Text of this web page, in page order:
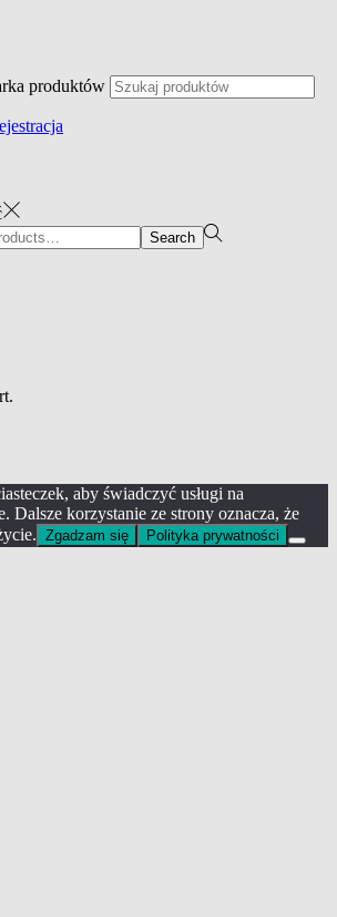
produktów
Search
aby świadczyć usługi na
Dalsze korzystanie ze strony oznacza, że
Zgadzam się Polityka prywatności